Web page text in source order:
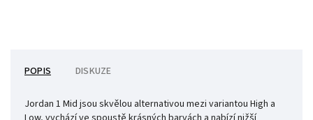
POPIS DISKUZE
Jordan 1 Mid jsou skvělou alternativou mezi variantou High a